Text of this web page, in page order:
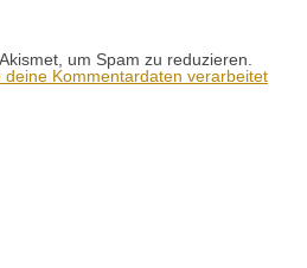
um Spam zu reduzieren.
Kommentardaten verarbeitet